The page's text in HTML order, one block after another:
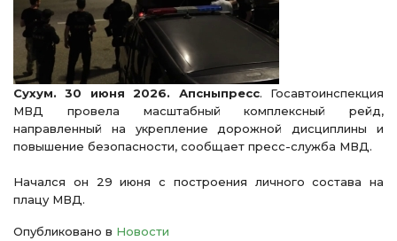
Сухум. 30 июня 2026. Апсныпресс. Госавтоинспекция
МВД провела масштабный комплексный рейд,
направленный на укрепление дорожной дисциплины и
повышение безопасности, сообщает пресс-служба МВД.
Начался он 29 июня с построения личного состава на
плацу МВД.
Опубликовано в Новости